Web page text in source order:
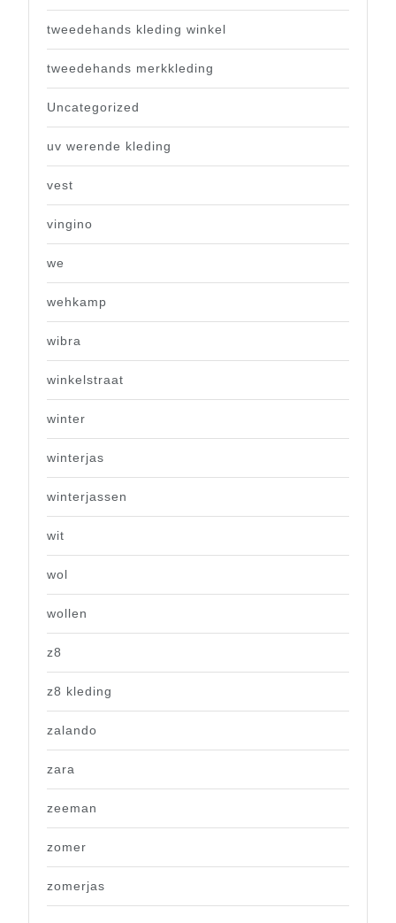
tweedehands kleding winkel
tweedehands merkkleding
Uncategorized
uv werende kleding
vest
vingino
we
wehkamp
wibra
winkelstraat
winter
winterjas
winterjassen
wit
wol
wollen
z8
z8 kleding
zalando
zara
zeeman
zomer
zomerjas